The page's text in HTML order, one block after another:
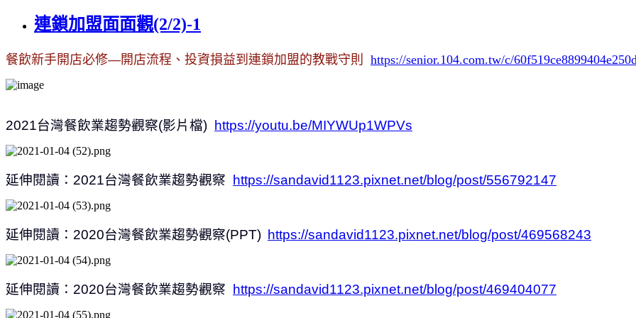
連鎖加盟面面觀(2/2)-1
餐飲新手開店必修—開店流程、投資損益到連鎖加盟的教戰守則 https://senior.104.com.tw/c/
2021台灣餐飲業趨勢觀察(影片檔) https://youtu.be/MIYWUp1WPVs
延伸閱讀： 2021台灣餐飲業趨勢觀察 https://sandavid1123.pixnet.net/blog/post/556792147
延伸閱讀： 2020台灣餐飲業趨勢觀察(PPT) https://sandavid1123.pixnet.net/blog/post/469568243
延伸閱讀： 2020台灣餐飲業趨勢觀察 https://sandavid1123.pixnet.net/blog/post/469404077